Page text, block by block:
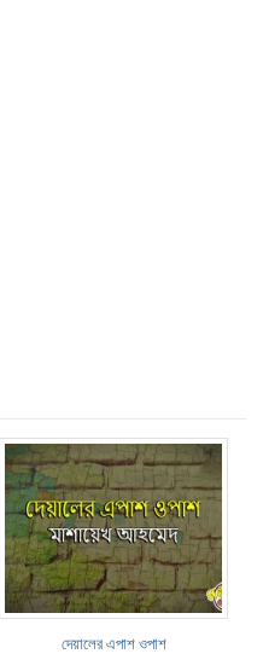
দেয়ালের এপাশ ওপাশ